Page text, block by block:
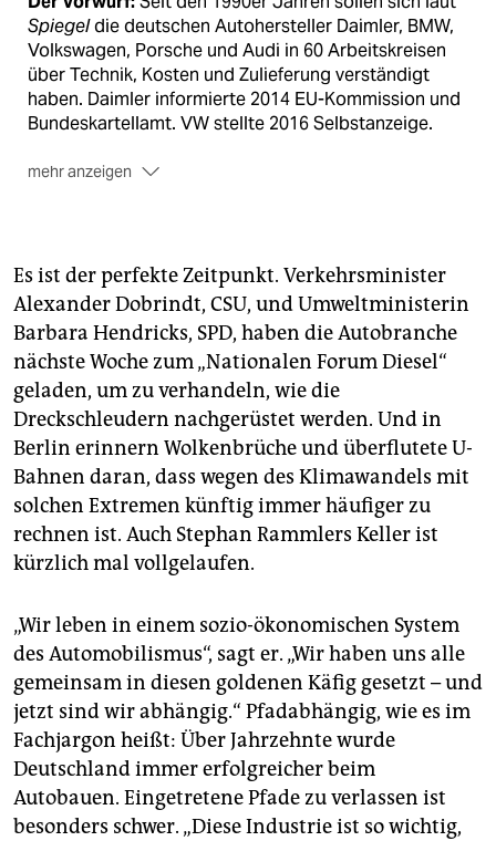
Spiegeldie deutschen Autohersteller Daimler, BMW,
Volkswagen, Porsche und Audi in 60 Arbeitskreisen
über Technik, Kosten und Zulieferung verständigt
haben. Daimler informierte 2014 EU-Kommission und
Bundeskartellamt. VW stellte 2016 Selbstanzeige.
mehr anzeigen
Zulieferer Bosch soll daran beteiligt gewesen sein.
Die Reaktionen:Die Hersteller sagen, dass sie sich
„zu Spekulationen“ nicht äußern. BMW bestreitet
sowohl, von einem Ermittlungsverfahren der EU-
Kommission zu wissen, als auch eine AdBlue-
Manipulation. In den USA und Kanada wurden wegen
der Kartellvorwürfe Verbraucherklagen eingereicht.
Es ist der perfekte Zeitpunkt. Verkehrsminister
Alexander Dobrindt, CSU, und Umweltministerin
Barbara Hendricks, SPD, haben die Autobranche
nächste Woche zum „Nationalen Forum Diesel“
geladen, um zu verhandeln, wie die
Dreckschleudern nachgerüstet werden. Und in
Berlin erinnern Wolkenbrüche und überflutete U-
Bahnen daran, dass wegen des Klimawandels mit
solchen Extremen künftig immer häufiger zu
rechnen ist. Auch Stephan Rammlers Keller ist
kürzlich mal vollgelaufen.
„Wir leben in einem sozio-ökonomischen System
des Automobilismus“, sagt er. „Wir haben uns alle
gemeinsam in diesen goldenen Käfig gesetzt – und
jetzt sind wir abhängig.“ Pfadabhängig, wie es im
Fachjargon heißt: Über Jahrzehnte wurde
Deutschland immer erfolgreicher beim
Autobauen. Eingetretene Pfade zu verlassen ist
besonders schwer. „Diese Industrie ist so wichtig,